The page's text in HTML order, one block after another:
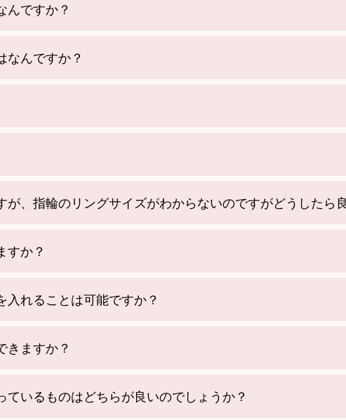
んですか？
なんですか？
、指輪のリングサイズがわからないのですがどうしたら
すか？
れることは可能ですか？
きますか？
いるものはどちらが良いのでしょうか？